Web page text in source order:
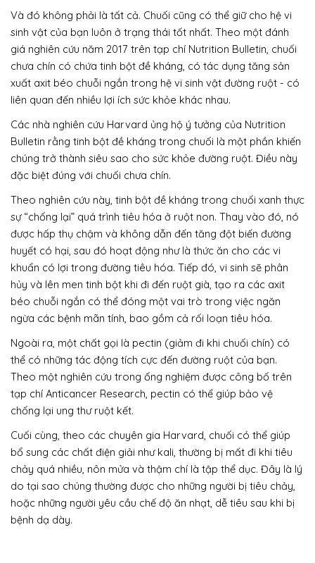
Và đó không phải là tất cả. Chuối cũng có thể giữ cho hệ vi
sinh vật của bạn luôn ở trạng thái tốt nhất. Theo một đánh
giá nghiên cứu năm 2017 trên tạp chí Nutrition Bulletin, chuối
chưa chín có chứa tinh bột đề kháng, có tác dụng tăng sản
xuất axit béo chuỗi ngắn trong hệ vi sinh vật đường ruột - có
liên quan đến nhiều lợi ích sức khỏe khác nhau.
Các nhà nghiên cứu Harvard ủng hộ ý tưởng của Nutrition
Bulletin rằng tinh bột đề kháng trong chuối là một phần khiến
chúng trở thành siêu sao cho sức khỏe đường ruột. Điều này
đặc biệt đúng với chuối chưa chín.
Theo nghiên cứu này, tinh bột đề kháng trong chuối xanh thực
sự “chống lại” quá trình tiêu hóa ở ruột non. Thay vào đó, nó
được hấp thụ chậm và không dẫn đến tăng đột biến đường
huyết có hại, sau đó hoạt động như là thức ăn cho các vi
khuẩn có lợi trong đường tiêu hóa. Tiếp đó, vi sinh sẽ phân
hủy và lên men tinh bột khi đi đến ruột già, tạo ra các axit
béo chuỗi ngắn có thể đóng một vai trò trong việc ngăn
ngừa các bệnh mãn tính, bao gồm cả rối loạn tiêu hóa.
Ngoài ra, một chất gọi là pectin (giảm đi khi chuối chín) có
thể có những tác động tích cực đến đường ruột của bạn.
Theo một nghiên cứu trong ống nghiệm được công bố trên
tạp chí Anticancer Research, pectin có thể giúp bảo vệ
chống lại ung thư ruột kết.
Cuối cùng, theo các chuyên gia Harvard, chuối có thể giúp
bổ sung các chất điện giải như kali, thường bị mất đi khi tiêu
chảy quá nhiều, nôn mửa và thậm chí là tập thể dục. Đây là lý
do tại sao chúng thường được cho những người bị tiêu chảy,
hoặc những người yêu cầu chế độ ăn nhạt, dễ tiêu sau khi bị
bệnh dạ dày.